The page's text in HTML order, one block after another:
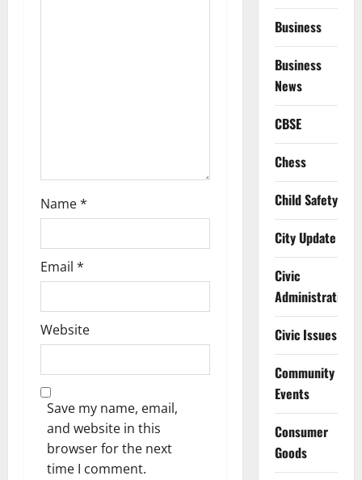
Name*
Email *
Website
Save my name, email,
and website in this
browser for the next
time I comment.
Business
Business
News
CBSE
Chess
Child Safety
City Update
Civic
Administration
Civic Issues
Community
Events
Consumer
Goods